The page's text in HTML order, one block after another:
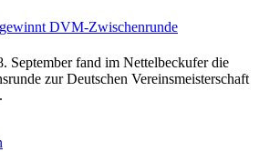
DVM-Zwischenrunde
September fand im Nettelbeckufer die
zur Deutschen Vereinsmeisterschaft